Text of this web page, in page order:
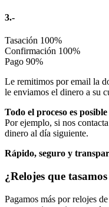
3.-
Tasación 100%
Confirmación 100%
Pago 90%
Le remitimos por email la
le enviamos el dinero a su
Todo el proceso es
Por ejemplo, si nos
dinero al día siguiente.
Rápido, seguro y
¿Relojes que
Pagamos más por relojes